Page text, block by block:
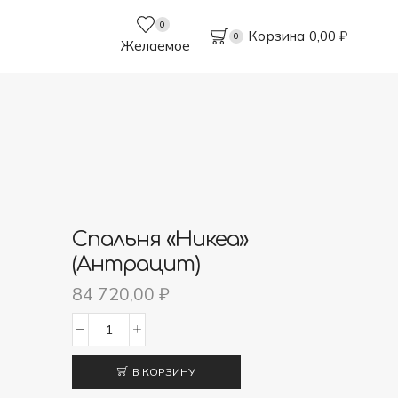
0
Желаемое
0 Корзина 0,00 ₽
Спальня «Никеа»
(Антрацит)
84 720,00₽
товара
Спальня
В КОРЗИНУ